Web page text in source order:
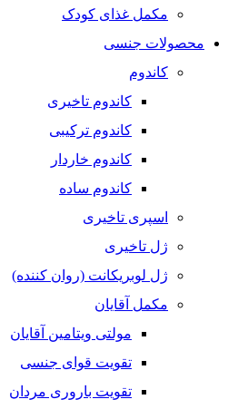
مکمل غذای کودک
محصولات جنسی
کاندوم
کاندوم تاخیری
کاندوم ترکیبی
کاندوم خاردار
کاندوم ساده
اسپری تاخیری
ژل تاخیری
ژل لوبریکانت (روان کننده)
مکمل آقایان
مولتی ویتامین آقایان
تقویت قوای جنسی
تقویت باروری مردان